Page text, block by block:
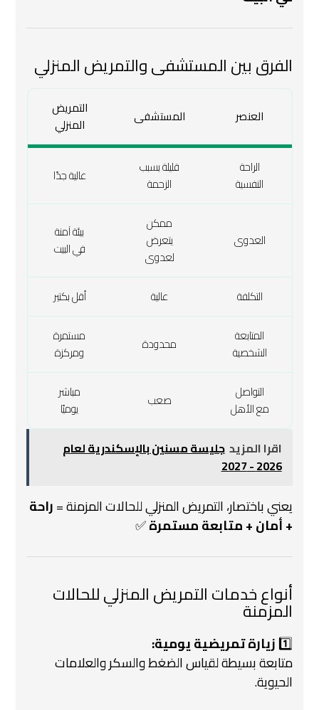
الفرق بين المستشفى والتمريض المنزلي
العنصر المستشفى
التمريض
المنزلي
الراحة
النفسية
قليلة بسبب
الزحمة
عالية جدًا
العدوى
ممكن
يتعرض
لعدوى
بيئة آمنة
في البيت
التكلفة عالية
أقل بكتير
المتابعة
الشخصية
محدودة
مستمرة
ومركزة
التواصل
مع الأهل
صعب
مباشر
يوميًا
اقرا المزيد جليسة مسنين بالإسكندرية لعام
2026 - 2027
يعني باختصار، التمريض المنزلي للحالات المزمنة =راحة
+ أمان + متابعة مستمرة✅
أنواع خدمات التمريض المنزلي للحالات
المزمنة
1️⃣زيارة تمريضية يومية:
متابعة بسيطة لقياس الضغط والسكر والعلامات
الحيوية.